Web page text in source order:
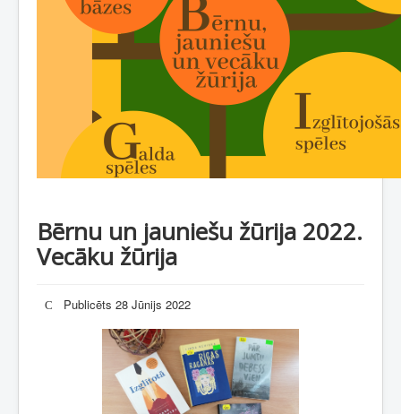
Bērnu un jauniešu žūrija 2022.
Vecāku žūrija
Publicēts 28 Jūnijs 2022